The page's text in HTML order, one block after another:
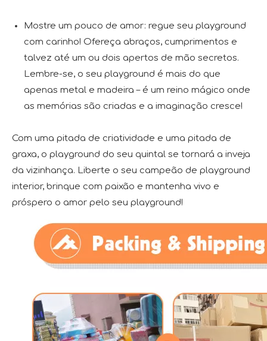
Mostre um pouco de amor: regue seu playground
com carinho! Ofereça abraços, cumprimentos e
talvez até um ou dois apertos de mão secretos.
Lembre-se, o seu playground é mais do que
apenas metal e madeira – é um reino mágico onde
as memórias são criadas e a imaginação cresce!
Com uma pitada de criatividade e uma pitada de
graxa, o playground do seu quintal se tornará a inveja
da vizinhança. Liberte o seu campeão de playground
interior, brinque com paixão e mantenha vivo e
próspero o amor pelo seu playground!